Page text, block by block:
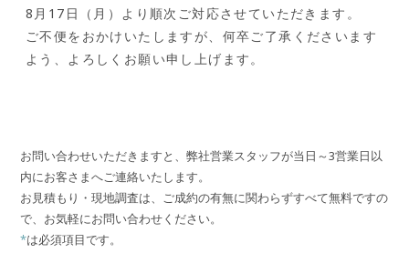
8月17日（月）より順次ご対応させていただきます。
ご不便をおかけいたしますが、何卒ご了承くださいます
よう、よろしくお願い申し上げます。
お問い合わせいただきますと、弊社営業スタッフが当日～3営業日以
内にお客さまへご連絡いたします。
お見積もり・現地調査は、ご成約の有無に関わらずすべて無料ですの
で、お気軽にお問い合わせください。
*は必須項目です。